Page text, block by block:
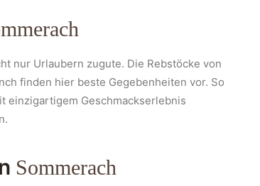
nur Urlaubern zugute. Die Rebstöcke von
finden hier beste Gegebenheiten vor. So
einzigartigem Geschmackserlebnis
Sommerach